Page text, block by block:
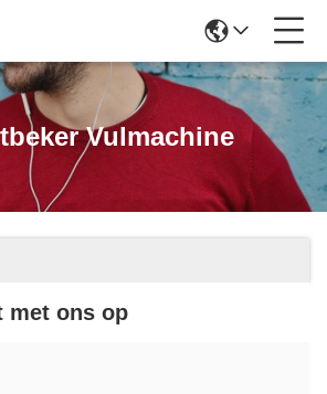
Vulmachine
met ons op